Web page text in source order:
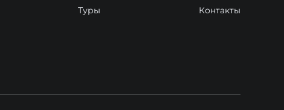
Туры Контакты